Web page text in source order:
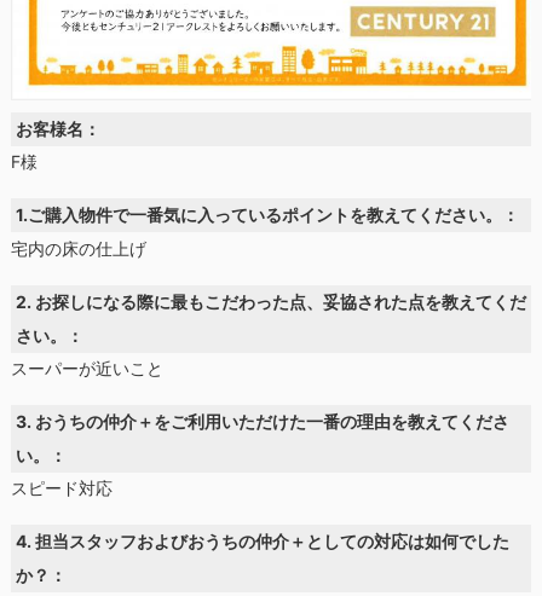
お客様名：
F様
1.ご購入物件で一番気に入っているポイントを教えてください。：
宅内の床の仕上げ
2. お探しになる際に最もこだわった点、妥協された点を教えてくだ
さい。：
スーパーが近いこと
3. おうちの仲介＋をご利用いただけた一番の理由を教えてくださ
い。：
スピード対応
4. 担当スタッフおよびおうちの仲介＋としての対応は如何でした
か？：